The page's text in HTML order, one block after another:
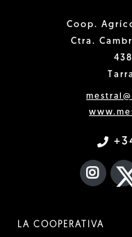
Coop.
Ctra.
LA COOPERATIVA